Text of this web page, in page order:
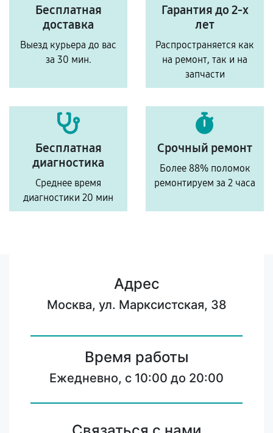
Бесплатная
доставка
Выезд курьера до вас
за 30 мин.
Гарантия до 2-х
лет
Распространяется как
на ремонт, так и на
запчасти
Бесплатная
диагностика
Среднее время
диагностики 20 мин
Срочный ремонт
Более 88% поломок
ремонтируем за 2 часа
Адрес
Москва, ул. Марксистская, 38
Время работы
Ежедневно, с 10:00 до 20:00